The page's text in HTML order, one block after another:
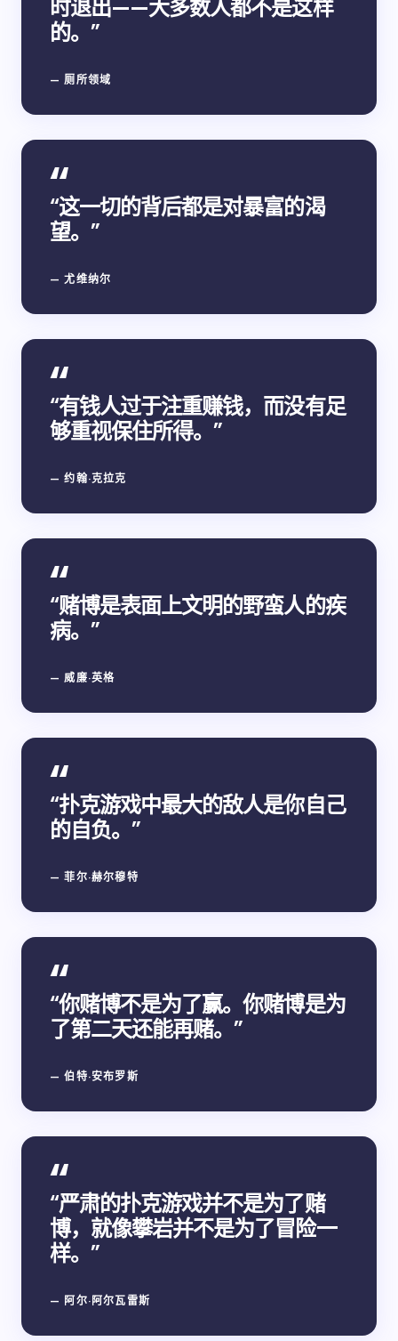
时退出——大多数人都不是这样
的。”
— 厕所领域
“这一切的背后都是对暴富的渴
望。”
— 尤维纳尔
“有钱人过于注重赚钱，而没有足
够重视保住所得。”
— 约翰·克拉克
“赌博是表面上文明的野蛮人的疾
病。”
— 威廉·英格
“扑克游戏中最大的敌人是你自己
的自负。”
— 菲尔·赫尔穆特
“你赌博不是为了赢。你赌博是为
了第二天还能再赌。”
— 伯特·安布罗斯
“严肃的扑克游戏并不是为了赌
博，就像攀岩并不是为了冒险一
样。”
— 阿尔·阿尔瓦雷斯